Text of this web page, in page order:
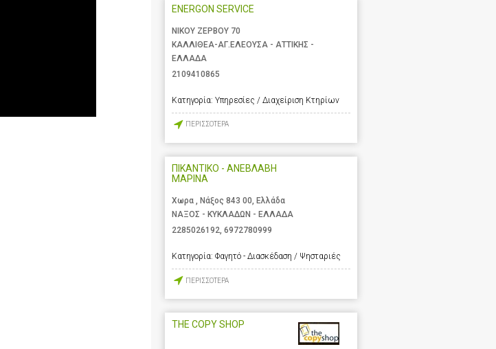
ENERGON SERVICE
ΝΙΚΟΥ ΖΕΡΒΟΥ 70
ΚΑΛΛΙΘΕΑ-ΑΓ.ΕΛΕΟΥΣΑ - ΑΤΤΙΚΗΣ -
ΕΛΛΑΔΑ
2109410865
Κατηγορία: Υπηρεσίες / Διαχείριση Κτηρίων
ΠΕΡΙΣΣΟΤΕΡΑ
ΠΙΚΑΝΤΙΚΟ - ΑΝΕΒΛΑΒΗ
ΜΑΡΙΝΑ
Χωρα , Νάξος 843 00, Ελλάδα
ΝΑΞΟΣ - ΚΥΚΛΑΔΩΝ - ΕΛΛΑΔΑ
2285026192, 6972780999
Κατηγορία: Φαγητό - Διασκέδαση / Ψησταριές
ΠΕΡΙΣΣΟΤΕΡΑ
THE COPY SHOP